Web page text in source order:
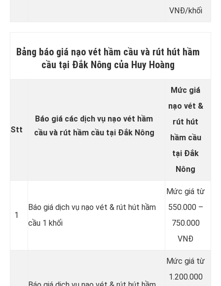
VNĐ/khối
Bảng báo giá nạo vét hầm cầu và rút hút hầm
cầu tại Đắk Nông của Huy Hoàng
Stt
Báo giá các dịch vụ nạo vét hầm
cầu và rút hầm cầu tại Đắk Nông
Mức giá
nạo vét &
rút hút
hầm cầu
tại Đắk
Nông
1
Báo giá dịch vụ nạo vét & rút hút hầm
cầu 1 khối
Mức giá từ
550.000 –
750.000
VNĐ
Mức giá từ
1.200.000